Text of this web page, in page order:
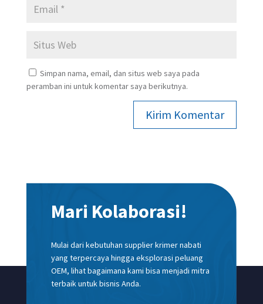
Simpan nama, email, dan situs web saya pada
peramban ini untuk komentar saya berikutnya.
Kirim Komentar
Mari Kolaborasi!
Mulai dari kebutuhan supplier krimer nabati
yang terpercaya hingga eksplorasi peluang
OEM, lihat bagaimana kami bisa menjadi mitra
terbaik untuk bisnis Anda.